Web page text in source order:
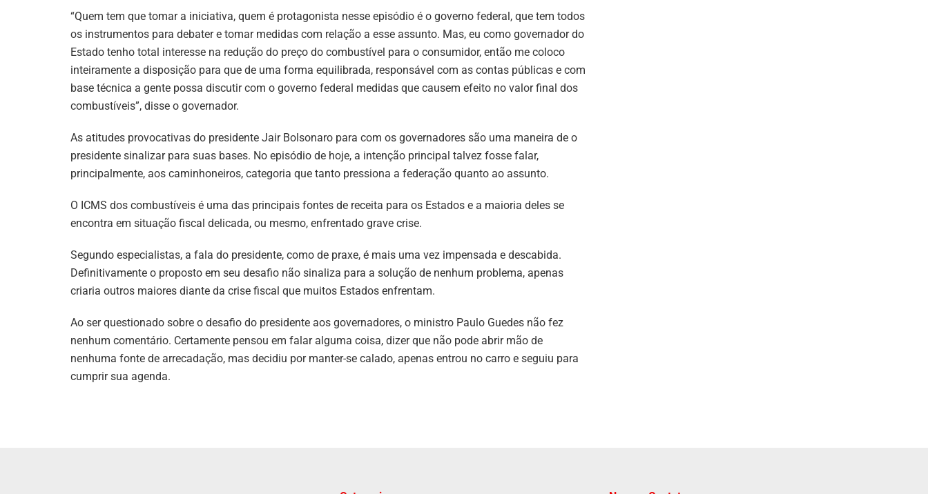
“Quem tem que tomar a iniciativa, quem é protagonista nesse episódio é o governo federal, que tem todos
os instrumentos para debater e tomar medidas com relação a esse assunto. Mas, eu como governador do
Estado tenho total interesse na redução do preço do combustível para o consumidor, então me coloco
inteiramente a disposição para que de uma forma equilibrada, responsável com as contas públicas e com
base técnica a gente possa discutir com o governo federal medidas que causem efeito no valor final dos
combustíveis”, disse o governador.
As atitudes provocativas do presidente Jair Bolsonaro para com os governadores são uma maneira de o
presidente sinalizar para suas bases. No episódio de hoje, a intenção principal talvez fosse falar,
principalmente, aos caminhoneiros, categoria que tanto pressiona a federação quanto ao assunto.
O ICMS dos combustíveis é uma das principais fontes de receita para os Estados e a maioria deles se
encontra em situação fiscal delicada, ou mesmo, enfrentado grave crise.
Segundo especialistas, a fala do presidente, como de praxe, é mais uma vez impensada e descabida.
Definitivamente o proposto em seu desafio não sinaliza para a solução de nenhum problema, apenas
criaria outros maiores diante da crise fiscal que muitos Estados enfrentam.
Ao ser questionado sobre o desafio do presidente aos governadores, o ministro Paulo Guedes não fez
nenhum comentário. Certamente pensou em falar alguma coisa, dizer que não pode abrir mão de
nenhuma fonte de arrecadação, mas decidiu por manter-se calado, apenas entrou no carro e seguiu para
cumprir sua agenda.